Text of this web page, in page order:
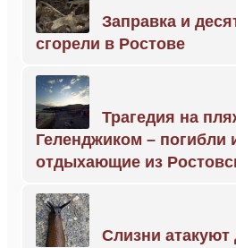
Заправка и
сгорели в Ростове
Трагедия на
Геленджиком – погибли
отдыхающие из
Слизни